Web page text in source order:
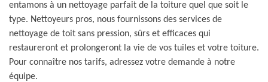
entamons à un nettoyage parfait de la toiture quel que soit le
type. Nettoyeurs pros, nous fournissons des services de
nettoyage de toit sans pression, sûrs et efficaces qui
restaureront et prolongeront la vie de vos tuiles et votre toiture.
Pour connaître nos tarifs, adressez votre demande à notre
équipe.